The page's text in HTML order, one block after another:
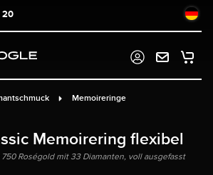
20
Memoireringe
Memoirering flexibel
750 Roségold mit 33 Diamanten, voll ausgefasst